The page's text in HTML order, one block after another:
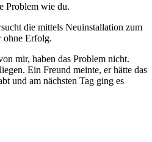
Problem wie du.
die mittels Neuinstallation zum
ohne Erfolg.
mir, haben das Problem nicht.
Ein Freund meinte, er hätte das
und am nächsten Tag ging es